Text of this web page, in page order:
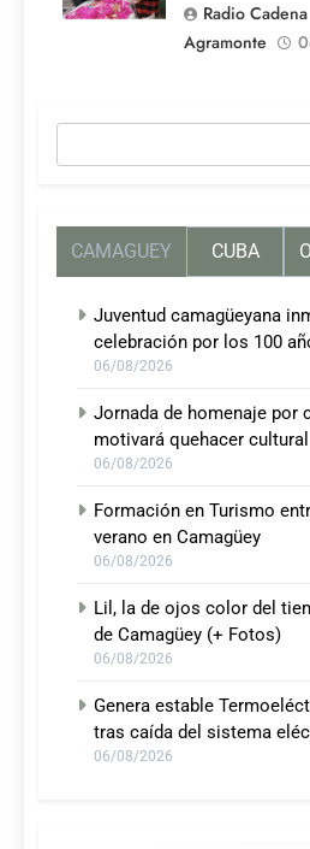
Radio Cadena
Agramonte
CAMAGUEY CUBA
Juventud camagüeyana
celebración por los 100
06/08/2026
Jornada de homenaje por
motivará quehacer cultural
06/08/2026
Formación en Turismo
verano en Camagüey
06/08/2026
Lil, la de ojos color del
de Camagüey (+ Fotos)
06/08/2026
Genera estable
tras caída del sistema
06/08/2026